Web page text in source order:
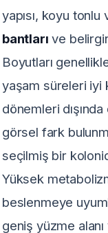
yapısı, koyu
bantları ve
Boyutları
yaşam süreleri iyi
dönemleri
görsel fark
seçilmiş bir
Yüksek
beslenmeye
geniş yüzme